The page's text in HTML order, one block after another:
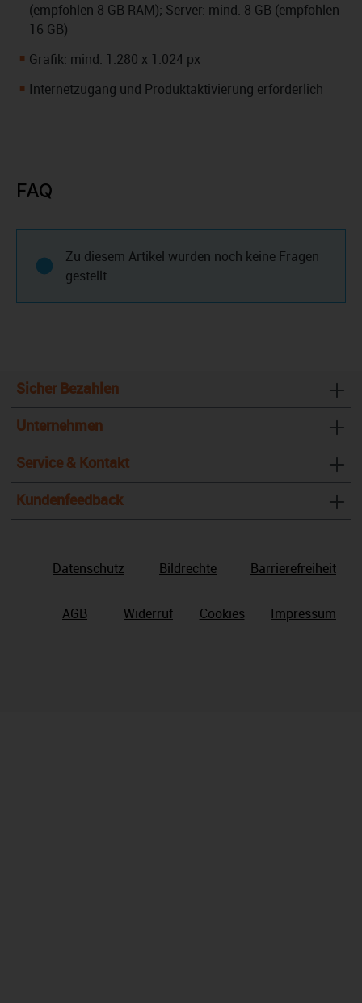
(empfohlen 8 GB RAM); Server: mind. 8 GB (empfohlen
16 GB)
Grafik: mind. 1.280 x 1.024 px
Internetzugang und Produktaktivierung erforderlich
FAQ
Zu diesem Artikel wurden noch keine Fragen
gestellt.
Sicher Bezahlen
Unternehmen
Service & Kontakt
Kundenfeedback
Datenschutz Bildrechte Barrierefreiheit
AGB Widerruf Cookies Impressum